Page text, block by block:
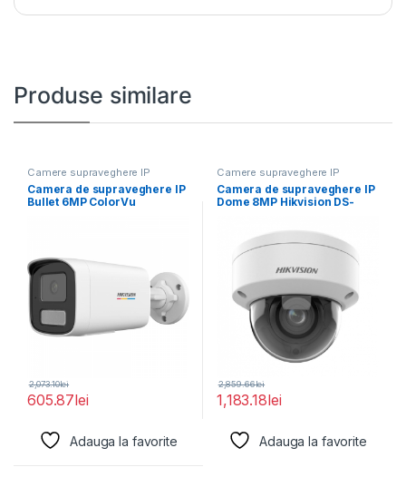
Produse similare
Camere supraveghere IP
Camera de supraveghere IP
Bullet 6MP ColorVu
605.87lei
2,073.10lei
Adauga la favorite
Camere supraveghere IP
Camera de supraveghere IP
Dome 8MP Hikvision DS-
1,183.18lei
2,859.66lei
Adauga la favorite